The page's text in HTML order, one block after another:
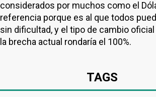
considerados por muchos como el
referencia porque es al que todos
sin dificultad, y el tipo de cambio
la brecha actual rondaría el 100%.
TAGS